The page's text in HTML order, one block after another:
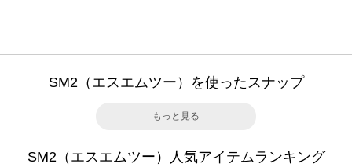
SM2（エスエムツー）を使ったスナップ
もっと見る
SM2（エスエムツー）人気アイテムランキング